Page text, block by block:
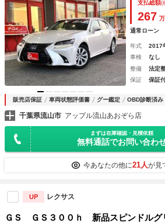
２．０ ドライブレコーダー パワー
支払総額(
267
通常ローン
年式 2017
車検
なし
整備
法定
保証
保証
販売店保証 車両状態評価書 グー鑑定 OBD診断済み
千葉県流山市 アップル流山あおぞら店
まずは在庫確認・見積依頼
無料通話でお問い合わ
今あなたの他に21人が見
UP レクサス
ＧＳ ＧＳ３００ｈ 新品スピンドルグ